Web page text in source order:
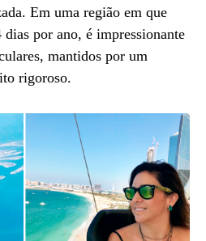
Em uma região em que
dias por ano, é impressionante
mantidos por um
rigoroso.